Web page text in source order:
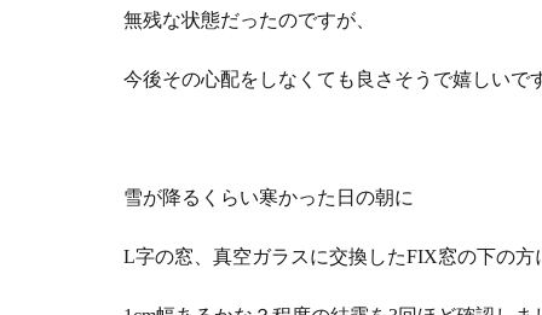
無残な状態だったのですが、
今後その心配をしなくても良さそうで嬉しいで
雪が降るくらい寒かった日の朝に
L字の窓、真空ガラスに交換したFIX窓の下の方